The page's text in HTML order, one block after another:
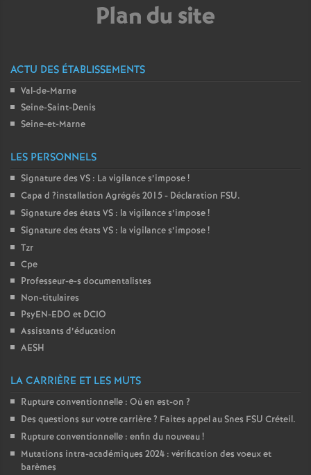
l
n
s
Plan du site
ACTU DES ÉTABLISSEMENTS
Val-de-Marne
Seine-Saint-Denis
Seine-et-Marne
LES PERSONNELS
Signature des VS : La vigilance s’impose!
Capa d ?installation Agrégés 2015 - Déclaration FSU.
Signature des états VS : la vigilance s’impose!
Signature des états VS : la vigilance s’impose!
Tzr
Cpe
Professeur-e-s documentalistes
Non-titulaires
PsyEN-EDO et DCIO
Assistants d’éducation
AESH
LA CARRIÈRE ET LES MUTS
Rupture conventionnelle : Où en est-on ?
Des questions sur votre carrière? Faites appel au Snes FSU Créteil.
Rupture conventionnelle : enfin du nouveau!
Mutations intra-académiques 2024 : vérification des voeux et
barèmes